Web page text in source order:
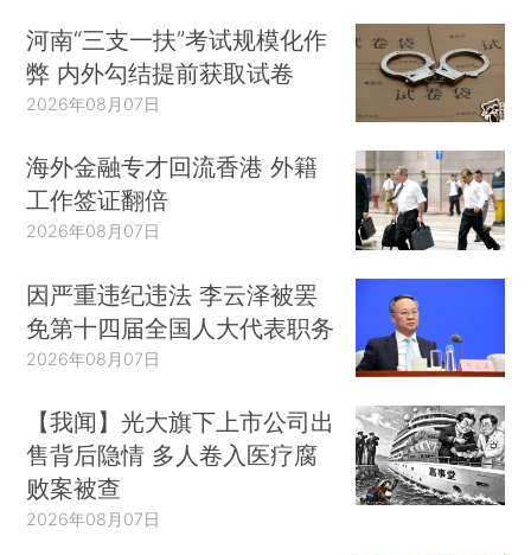
河南“三支一扶”考试规模化作
弊 内外勾结提前获取试卷
2026年08月07日
海外金融专才回流香港 外籍
工作签证翻倍
2026年08月07日
因严重违纪违法 李云泽被罢
免第十四届全国人大代表职务
2026年08月07日
【我闻】光大旗下上市公司出
售背后隐情 多人卷入医疗腐
败案被查
2026年08月07日